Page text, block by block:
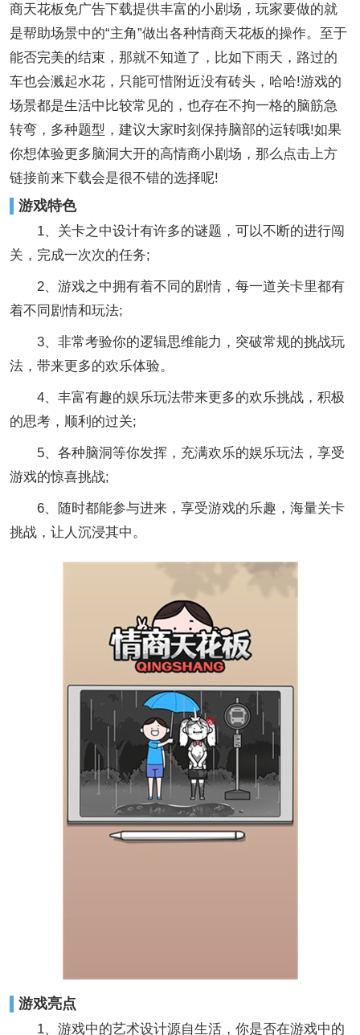
商天花板免广告下载提供丰富的小剧场，玩家要做的就
是帮助场景中的“主角”做出各种情商天花板的操作。至于
能否完美的结束，那就不知道了，比如下雨天，路过的
车也会溅起水花，只能可惜附近没有砖头，哈哈!游戏的
场景都是生活中比较常见的，也存在不拘一格的脑筋急
转弯，多种题型，建议大家时刻保持脑部的运转哦!如果
你想体验更多脑洞大开的高情商小剧场，那么点击上方
链接前来下载会是很不错的选择呢!
游戏特色
1、关卡之中设计有许多的谜题，可以不断的进行闯
关，完成一次次的任务;
2、游戏之中拥有着不同的剧情，每一道关卡里都有
着不同剧情和玩法;
3、非常考验你的逻辑思维能力，突破常规的挑战玩
法，带来更多的欢乐体验。
4、丰富有趣的娱乐玩法带来更多的欢乐挑战，积极
的思考，顺利的过关;
5、各种脑洞等你发挥，充满欢乐的娱乐玩法，享受
游戏的惊喜挑战;
6、随时都能参与进来，享受游戏的乐趣，海量关卡
挑战，让人沉浸其中。
游戏亮点
1、游戏中的艺术设计源自生活，你是否在游戏中的